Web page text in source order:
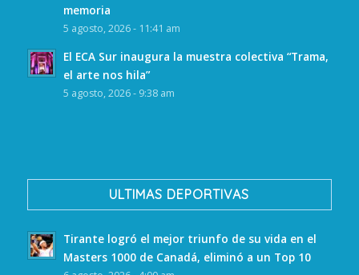
memoria
5 agosto, 2026 - 11:41 am
El ECA Sur inaugura la muestra colectiva “Trama,
el arte nos hila”
5 agosto, 2026 - 9:38 am
ULTIMAS DEPORTIVAS
Tirante logró el mejor triunfo de su vida en el
Masters 1000 de Canadá, eliminó a un Top 10